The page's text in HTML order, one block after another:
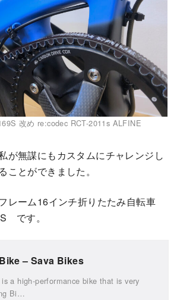
改め re:codec RCT-2011s ALFINE
が無謀にもカスタムにチャレンジし
ことができました。
レーム16インチ折りたたみ自転車
です。
– Sava Bikes
a high-performance bike that is very
Bi…